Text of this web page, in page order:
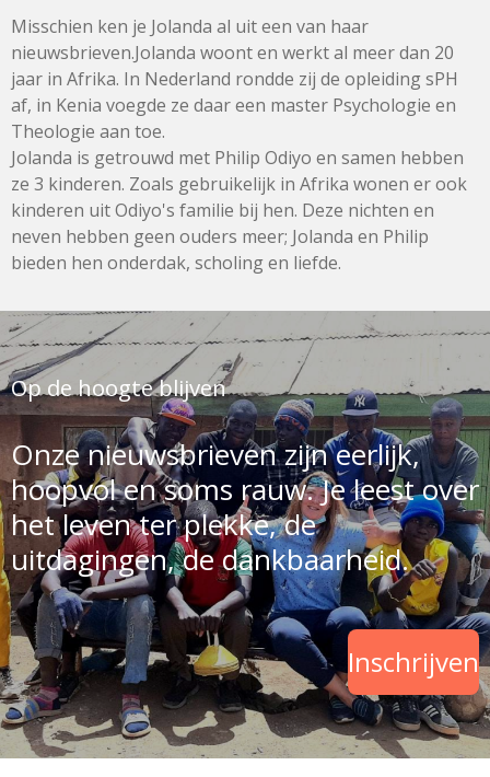
Misschien ken je Jolanda al uit een van haar
nieuwsbrieven.Jolanda woont en werkt al meer dan 20
jaar in Afrika. In Nederland rondde zij de opleiding sPH
af, in Kenia voegde ze daar een master Psychologie en
Theologie aan toe.
Jolanda is getrouwd met Philip Odiyo en samen hebben
ze 3 kinderen. Zoals gebruikelijk in Afrika wonen er ook
kinderen uit Odiyo's familie bij hen. Deze nichten en
neven hebben geen ouders meer; Jolanda en Philip
bieden hen onderdak, scholing en liefde.
Op de hoogte blijven
Onze nieuwsbrieven zijn eerlijk,
hoopvol en soms rauw. Je leest over
het leven ter plekke, de
uitdagingen, de dankbaarheid.
Inschrijven